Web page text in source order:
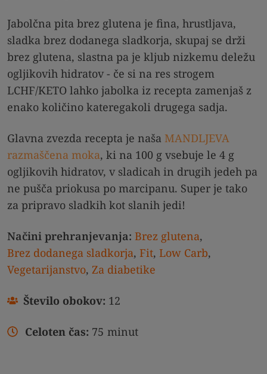
Jabolčna pita brez glutena je fina, hrustljava,
sladka brez dodanega sladkorja, skupaj se drži
brez glutena, slastna pa je kljub nizkemu deležu
ogljikovih hidratov - če si na res strogem
LCHF/KETO lahko jabolka iz recepta zamenjaš z
enako količino kateregakoli drugega sadja.
Glavna zvezda recepta je naša MANDLJEVA
razmaščena moka, ki na 100 g vsebuje le 4 g
ogljikovih hidratov, v sladicah in drugih jedeh pa
ne pušča priokusa po marcipanu. Super je tako
za pripravo sladkih kot slanih jedi!
Načini prehranjevanja: Brez glutena,
Brez dodanega sladkorja, Fit, Low Carb,
Vegetarijanstvo, Za diabetike
Število obokov: 12
Celoten čas: 75 minut